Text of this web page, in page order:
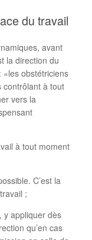
du travail
avant
la direction du
obstétriciens
contrôlant à tout
vers la
à tout moment
C’est la
;
appliquer dès
qu’en cas